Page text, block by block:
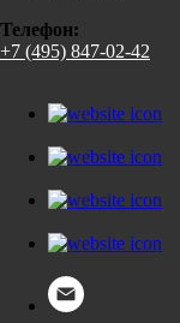
Телефон:
+7 (495) 847-02-42